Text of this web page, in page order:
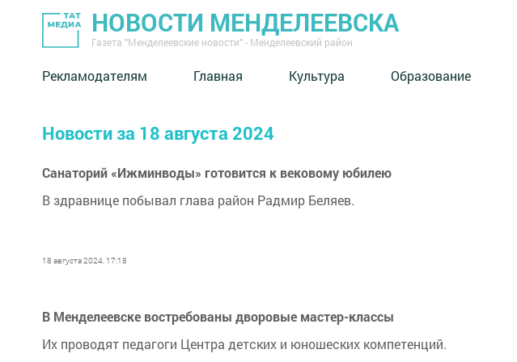
НОВОСТИ МЕНДЕЛЕЕВСКА
Газета "Менделеевские новости" - Менделеевский район
Рекламодателям Главная Культура Образование
Новости за 18 августа 2024
Санаторий «Ижминводы» готовится к вековому юбилею
В здравнице побывал глава район Радмир Беляев.
18 августа 2024, 17:18
В Менделеевске востребованы дворовые мастер-классы
Их проводят педагоги Центра детских и юношеских компетенций.